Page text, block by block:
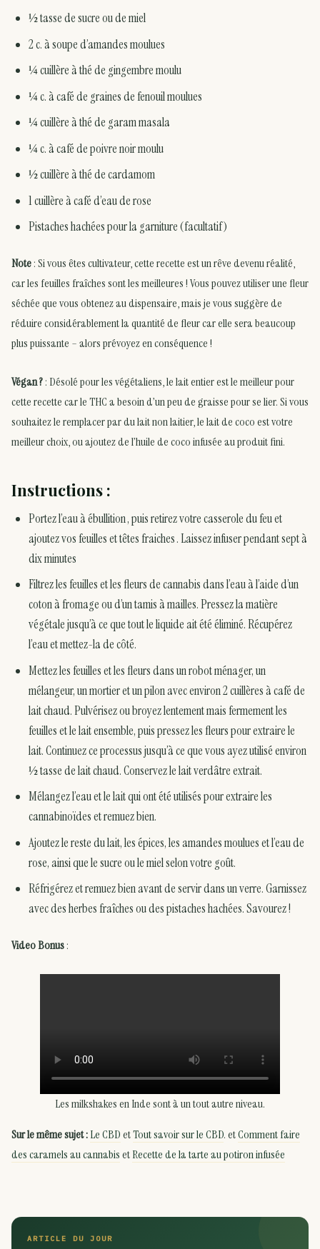
½ tasse de sucre ou de miel
2 c. à soupe d’amandes moulues
¼ cuillère à thé de gingembre moulu
¼ c. à café de graines de fenouil moulues
¼ cuillère à thé de garam masala
¼ c. à café de poivre noir moulu
½ cuillère à thé de cardamom
1 cuillère à café d’eau de rose
Pistaches hachées pour la garniture (facultatif)
Note: Si vous êtes cultivateur, cette recette est un rêve devenu réalité,
car les feuilles fraîches sont les meilleures ! Vous pouvez utiliser une fleur
séchée que vous obtenez au dispensaire, mais je vous suggère de
réduire considérablement la quantité de fleur car elle sera beaucoup
plus puissante – alors prévoyez en conséquence !
Végan ?: Désolé pour les végétaliens, le lait entier est le meilleur pour
cette recette car le THC a besoin d’un peu de graisse pour se lier. Si vous
souhaitez le remplacer par du lait non laitier, le lait de coco est votre
meilleur choix, ou ajoutez de l’huile de coco infusée au produit fini.
Instructions :
Portez l’eau à ébullition , puis retirez votre casserole du feu et
ajoutez vos feuilles et têtes fraiches . Laissez infuser pendant sept à
dix minutes
Filtrez les feuilles et les fleurs de cannabis dans l’eau à l’aide d’un
coton à fromage ou d’un tamis à mailles. Pressez la matière
végétale jusqu’à ce que tout le liquide ait été éliminé. Récupérez
l’eau et mettez-la de côté.
Mettez les feuilles et les fleurs dans un robot ménager, un
mélangeur, un mortier et un pilon avec environ 2 cuillères à café de
lait chaud. Pulvérisez ou broyez lentement mais fermement les
feuilles et le lait ensemble, puis pressez les fleurs pour extraire le
lait. Continuez ce processus jusqu’à ce que vous ayez utilisé environ
½ tasse de lait chaud. Conservez le lait verdâtre extrait.
Mélangez l’eau et le lait qui ont été utilisés pour extraire les
cannabinoïdes et remuez bien.
Ajoutez le reste du lait, les épices, les amandes moulues et l’eau de
rose, ainsi que le sucre ou le miel selon votre goût.
Réfrigérez et remuez bien avant de servir dans un verre. Garnissez
avec des herbes fraîches ou des pistaches hachées. Savourez !
Video Bonus:
Les milkshakes en Inde sont à un tout autre niveau.
Sur le même sujet :Le CBDetTout savoir sur le CBD. etComment faire
des caramels au cannabisetRecette de la tarte au potiron infusée
ARTICLE DU JOUR